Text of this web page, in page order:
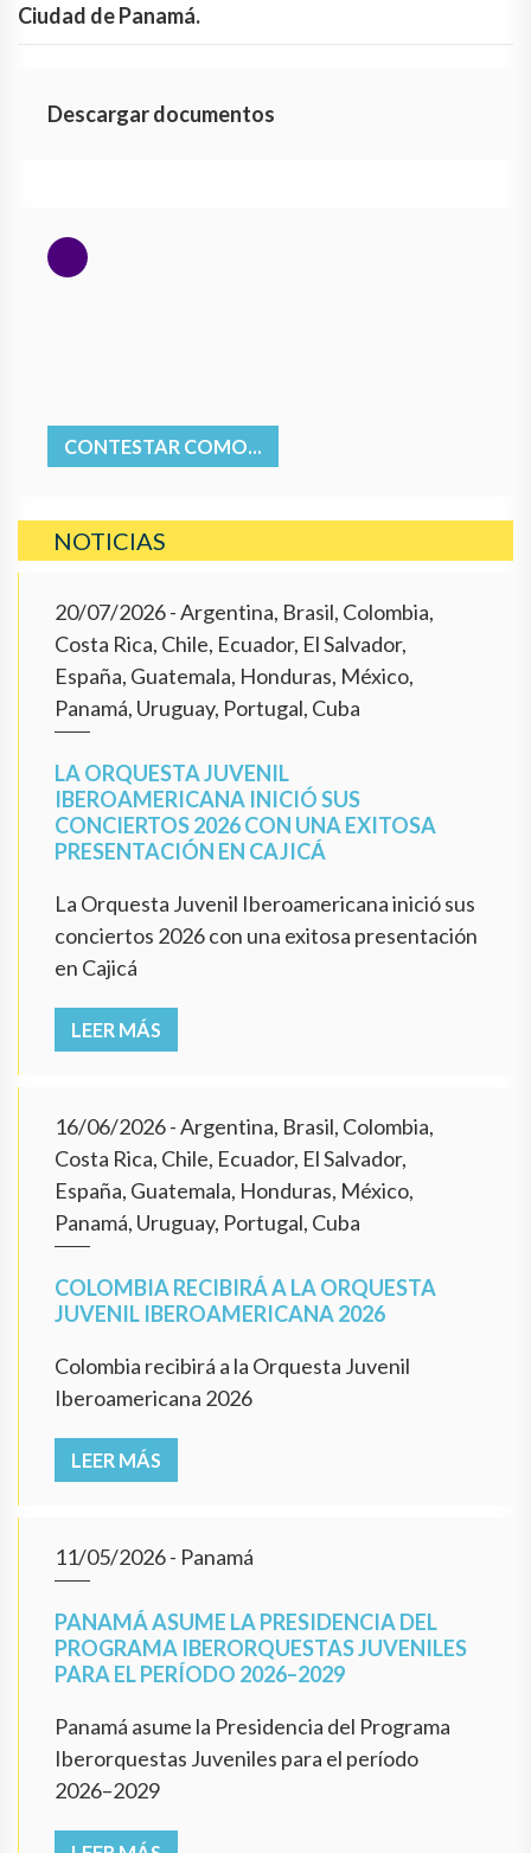
Ciudad de Panamá.
Descargar documentos
CONTESTAR COMO...
NOTICIAS
20/07/2026- Argentina, Brasil, Colombia,
Costa Rica, Chile, Ecuador, El Salvador,
España, Guatemala, Honduras, México,
Panamá, Uruguay, Portugal, Cuba
LA ORQUESTA JUVENIL
IBEROAMERICANA INICIÓ SUS
CONCIERTOS 2026 CON UNA EXITOSA
PRESENTACIÓN EN CAJICÁ
La Orquesta Juvenil Iberoamericana inició sus
conciertos 2026 con una exitosa presentación
en Cajicá
LEER MÁS
16/06/2026- Argentina, Brasil, Colombia,
Costa Rica, Chile, Ecuador, El Salvador,
España, Guatemala, Honduras, México,
Panamá, Uruguay, Portugal, Cuba
COLOMBIA RECIBIRÁ A LA ORQUESTA
JUVENIL IBEROAMERICANA 2026
Colombia recibirá a la Orquesta Juvenil
Iberoamericana 2026
LEER MÁS
11/05/2026- Panamá
PANAMÁ ASUME LA PRESIDENCIA DEL
PROGRAMA IBERORQUESTAS JUVENILES
PARA EL PERÍODO 2026–2029
Panamá asume la Presidencia del Programa
Iberorquestas Juveniles para el período
2026–2029